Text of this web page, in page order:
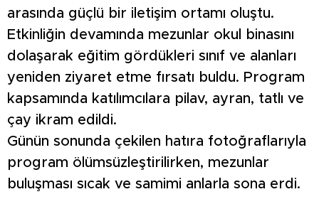
arasında güçlü bir iletişim ortamı oluştu.
Etkinliğin devamında mezunlar okul binasını
dolaşarak eğitim gördükleri sınıf ve alanları
yeniden ziyaret etme fırsatı buldu. Program
kapsamında katılımcılara pilav, ayran, tatlı ve
çay ikram edildi.
Günün sonunda çekilen hatıra fotoğraflarıyla
program ölümsüzleştirilirken, mezunlar
buluşması sıcak ve samimi anlarla sona erdi.